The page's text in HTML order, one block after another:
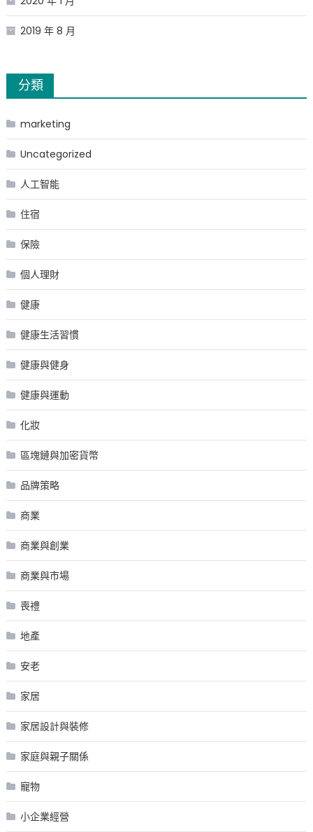
2019 年 8 月
分類
marketing
Uncategorized
人工智能
住宿
保險
個人理財
健康
健康生活習慣
健康與健身
健康與運動
化妝
區塊鏈與加密貨幣
品牌策略
商業
商業與創業
商業與市場
喪禮
地產
安老
家居
家居設計與裝修
家庭與親子關係
寵物
小企業經營